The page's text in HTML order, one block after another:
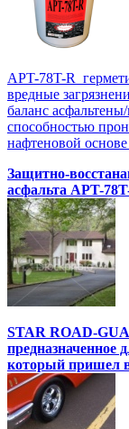
APT-78T-R
вредные
баланс
способностью
нафтеновой
Защитно-
асфальта APT-
STAR ROAD-
предназначенное
который пришел в